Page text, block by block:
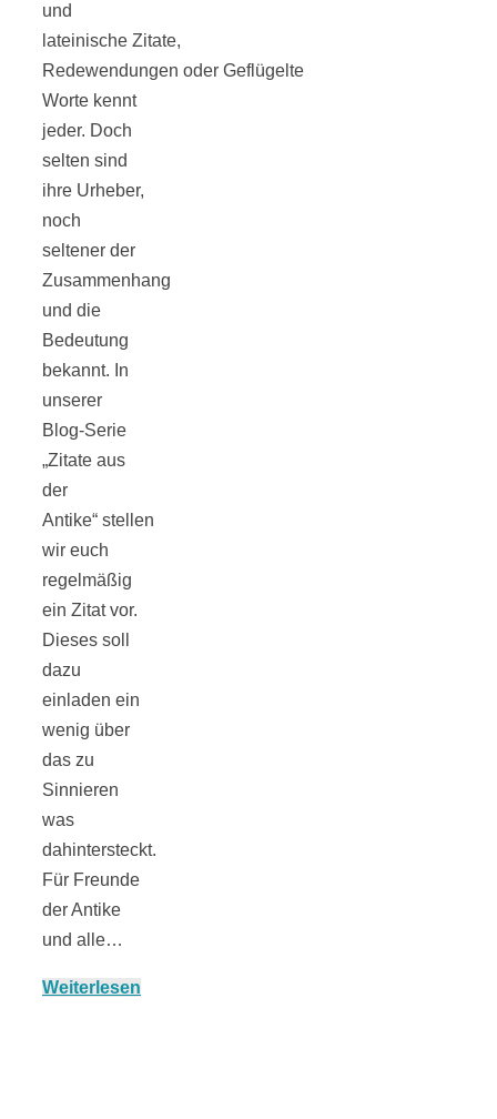
und
lateinische Zitate,
Redewendungen oder Geflügelte
Worte kennt
jeder. Doch
selten sind
ihre Urheber,
noch
seltener der
Zusammenhang
und die
Bedeutung
bekannt. In
unserer
Blog-Serie
„Zitate aus
der
Antike“ stellen
wir euch
regelmäßig
ein Zitat vor.
Dieses soll
dazu
einladen ein
wenig über
das zu
Sinnieren
was
dahintersteckt.
Für Freunde
der Antike
und alle…
Weiterlesen